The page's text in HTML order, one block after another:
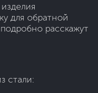
для обратной
расскажут
стали: